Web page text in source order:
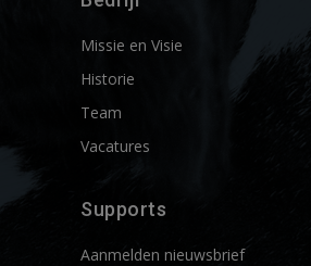
Missie en Visie
Historie
Team
Vacatures
Supports
Aanmelden nieuwsbrief